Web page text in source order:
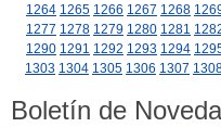
1264 1265 1266 1267 1268
1277 1278 1279 1280 1281
1290 1291 1292 1293 1294
1303 1304 1305 1306 1307
Boletín de